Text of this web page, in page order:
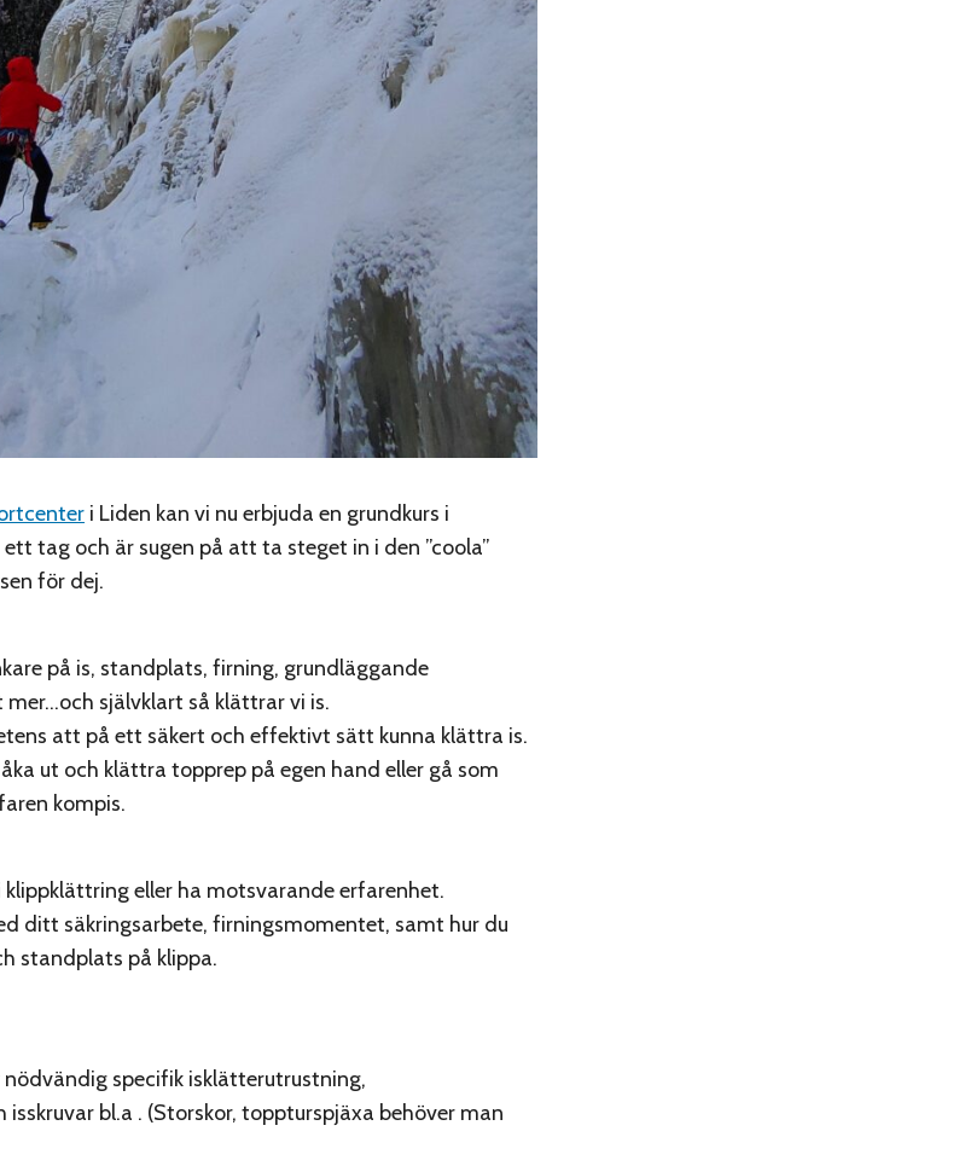
i Liden kan vi nu erbjuda en grundkurs i
tag och är sugen på att ta steget in i den ”coola”
för dej.
på is, standplats, firning, grundläggande
självklart så klättrar vi is.
att på ett säkert och effektivt sätt kunna klättra is.
ut och klättra topprep på egen hand eller gå som
kompis.
klippklättring eller ha motsvarande erfarenhet.
ditt säkringsarbete, firningsmomentet, samt hur du
standplats på klippa.
nödvändig specifik isklätterutrustning,
isskruvar bl.a . (Storskor, toppturspjäxa behöver man